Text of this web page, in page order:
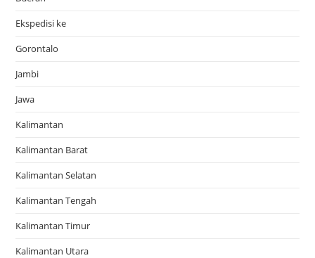
Ekspedisi ke
Gorontalo
Jambi
Jawa
Kalimantan
Kalimantan Barat
Kalimantan Selatan
Kalimantan Tengah
Kalimantan Timur
Kalimantan Utara